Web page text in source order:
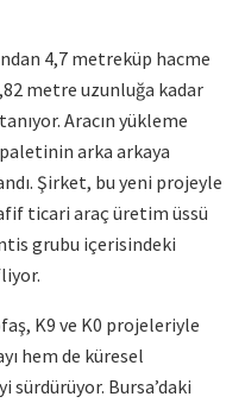
4,7 metreküp hacme
metre uzunluğa kadar
Aracın yükleme
arka arkaya
Şirket, bu yeni projeyle
ticari araç üretim üssü
grubu içerisindeki
K9 ve K0 projeleriyle
hem de küresel
sürdürüyor. Bursa’daki